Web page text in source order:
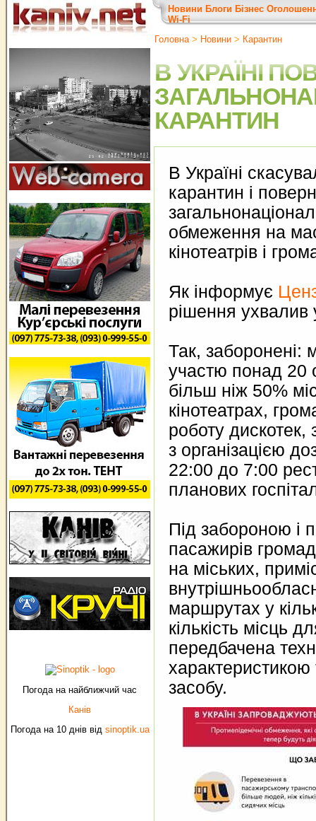
Погода на найближчий час
Канів
Погода на 10 днів від sinoptik.ua
Новини Блоги Бізнес
Wi-Fi
Головна> Новини > Карантин
В УКРАЇНІ
КАРАНТИН
В Україні
карантин і
обмеження на
кінотеатрів і
Як інформує
рішення ухвалив
Так, заборонені:
участю понад 20
більш ніж 50%
кінотеатрах,
роботу дискотек,
з організацією
22:00 до 7:00
планових
Під забороною і
пасажирів
на міських,
маршрутах у
кількість місць
передбачена
характеристикою
засобу.